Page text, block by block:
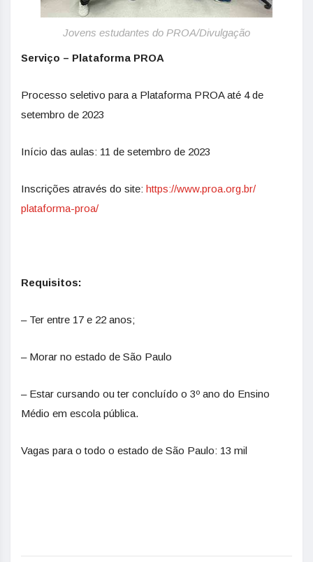
Jovens estudantes do PROA/Divulgação
Serviço – Plataforma PROA
Processo seletivo para a Plataforma PROA até 4 de
setembro de 2023
Início das aulas: 11 de setembro de 2023
Inscrições através do site: https://www.proa.org.br/
plataforma-proa/
Requisitos:
– Ter entre 17 e 22 anos;
– Morar no estado de São Paulo
– Estar cursando ou ter concluído o 3º ano do Ensino
Médio em escola pública.
Vagas para o todo o estado de São Paulo: 13 mil